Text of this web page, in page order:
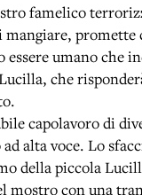
famelico
promette
umano che
che
capolavoro di
alta voce. Lo
della piccola
mostro con una